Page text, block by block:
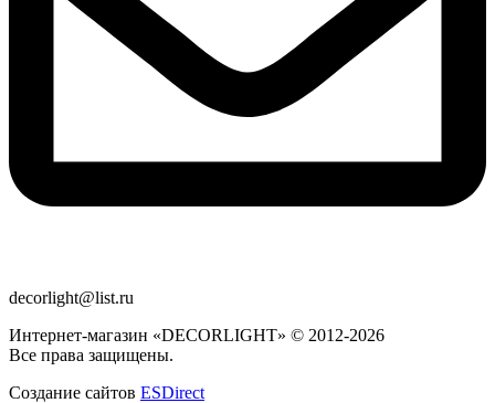
decorlight@list.ru
Интернет-магазин «DECORLIGHT» © 2012-2026
Все права защищены.
Создание сайтов ESDirect